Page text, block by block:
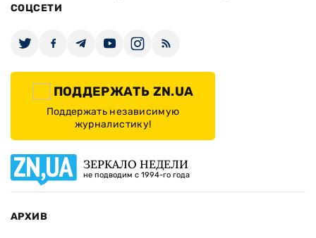
СОЦСЕТИ
ПОДДЕРЖАТЬ ZN.UA
Поддержать независимую
журналистику!
ЗЕРКАЛО НЕДЕЛИ
не подводим с 1994-го года
АРХИВ